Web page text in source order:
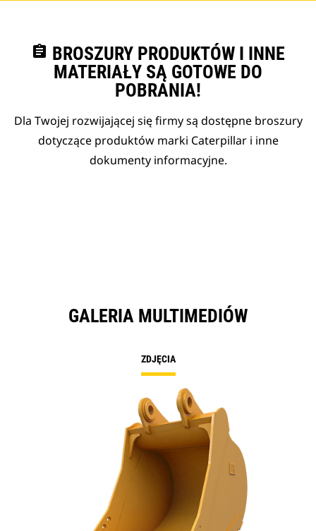
assignment BROSZURY PRODUKTÓW I INNE
MATERIAŁY SĄ GOTOWE DO
POBRANIA!
Dla Twojej rozwijającej się firmy są dostępne broszury
dotyczące produktów marki Caterpillar i inne
dokumenty informacyjne.
GALERIA MULTIMEDIÓW
ZDJĘCIA